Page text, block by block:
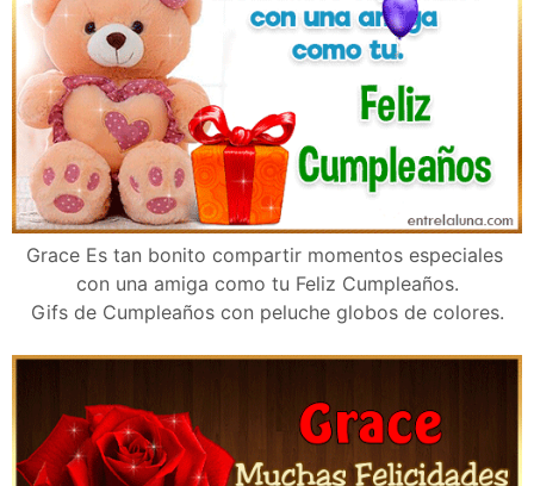
Grace Es tan bonito compartir momentos especiales
con una amiga como tu Feliz Cumpleaños.
Gifs de Cumpleaños con peluche globos de colores.